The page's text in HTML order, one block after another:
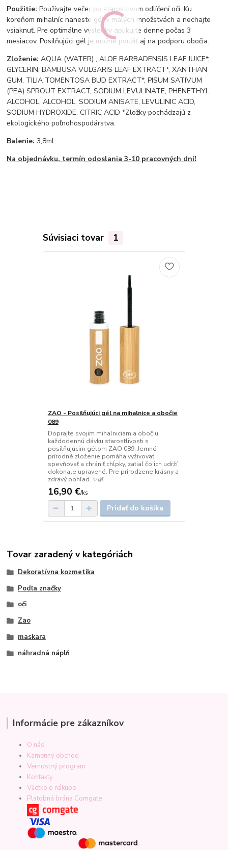
Použitie: Používajte večer po starostlivom odlíčení očí. Ku
koreňom mihalníc naneste gél v malých množstvách a nechajte
vsiaknuť. Pre optimálne výsledky aplikujte denne počas 3
mesiacov. Posilňujúci gél je možné použiť aj na podporu obočia.
Zloženie: AQUA (WATER) , ALOE BARBADENSIS LEAF JUICE*,
GLYCERIN, BAMBUSA VULGARIS LEAF EXTRACT*, XANTHAN
GUM, TILIA TOMENTOSA BUD EXTRACT*, PISUM SATIVUM
(PEA) SPROUT EXTRACT, SODIUM LEVULINATE, PHENETHYL
ALCOHOL, ALCOHOL, SODIUM ANISATE, LEVULINIC ACID,
SODIUM HYDROXIDE, CITRIC ACID *Zložky pochádzajú z
ekologického poľnohospodárstva.
Balenie: 3,8ml
Na objednávku, termín odoslania 3-10 pracovných dní!
Súvisiaci tovar 1
ZAO - Posilňujúci gél na mihalnice a obočie
089
Doprajte svojim mihalniciam a obočiu
každodennú dávku starostlivosti s
posilňujúcim gélom ZAO 089. Jemné
prírodné zloženie pomáha vyživovať,
spevňovať a chrániť chĺpky, zatiaľ čo ich udrží
dokonale upravené. Pre prirodzene krásny a
zdravý pohľad. ✨🌿
16,90 €/ks
Pridať do košíka
Tovar zaradený v kategóriách
Dekoratívna kozmetika
Podľa značky
oči
Zao
maskara
náhradná náplň
Informácie pre zákazníkov
O nás
Kamenný obchod
Vernostný program
Kontakty
Všetko o nákupe
Platobná brána Comgate